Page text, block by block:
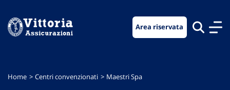
menu
contenuto
footer
Area riservata
Home Centri convenzionati Maestri Spa